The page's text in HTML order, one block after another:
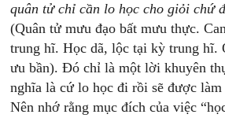
quân tử chỉ cần lo học cho giỏi chứ
(Quân tử mưu đạo bất mưu thực.
trung hĩ. Học dã, lộc tại kỳ trung hĩ.
ưu bần). Đó chỉ là một lời khuyên
nghĩa là cứ lo học đi rồi sẽ được làm
Nên nhớ rằng mục đích của việc